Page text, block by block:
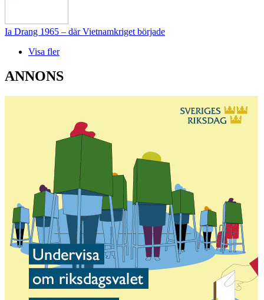
Ia Drang 1965 – där Vietnamkriget började
Visa fler
ANNONS